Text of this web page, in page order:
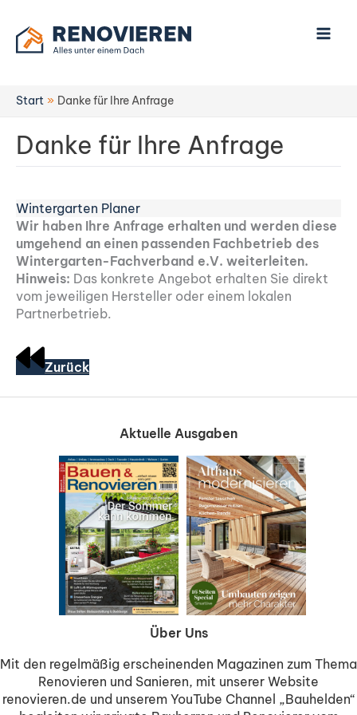
Inhalt
springen
Start Danke für Ihre Anfrage
Danke für Ihre Anfrage
Wintergarten Planer
Wir haben Ihre Anfrage erhalten und werden diese
umgehend an einen passenden Fachbetrieb des
Wintergarten-Fachverband e.V. weiterleiten.
Hinweis: Das konkrete Angebot erhalten Sie direkt
vom jeweiligen Hersteller oder einem lokalen
Partnerbetrieb.
Zurück
Aktuelle Ausgaben
Über Uns
Mit den regelmäßig erscheinenden Magazinen zum Thema
Renovieren und Sanieren, mit unserer Website
renovieren.de und unserem YouTube Channel „Bauhelden“